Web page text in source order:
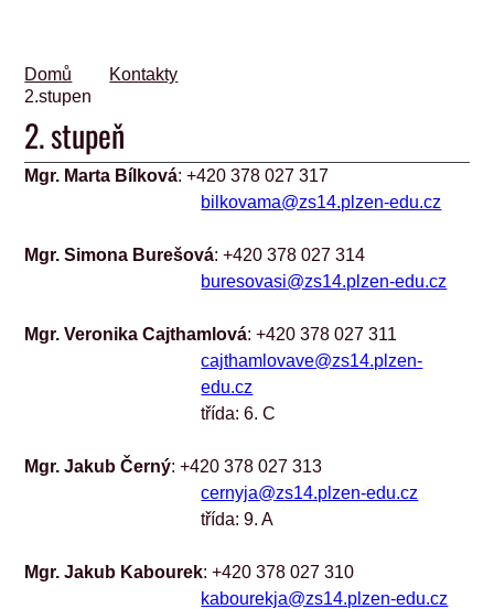
2. stupeň
Mgr. Marta Bílková: +420 378 027 317
bilkovama@zs14.plzen-edu.cz
Mgr. Simona Burešová: +420 378 027 314
buresovasi@zs14.plzen-edu.cz
Mgr. Veronika Cajthamlová: +420 378 027 311
cajthamlovave@zs14.plzen-
edu.cz
třída: 6. C
Mgr. Jakub Černý: +420 378 027 313
cernyja@zs14.plzen-edu.cz
třída: 9. A
Mgr. Jakub Kabourek: +420 378 027 310
kabourekja@zs14.plzen-edu.cz
Kontakty
2.stupen
Domů